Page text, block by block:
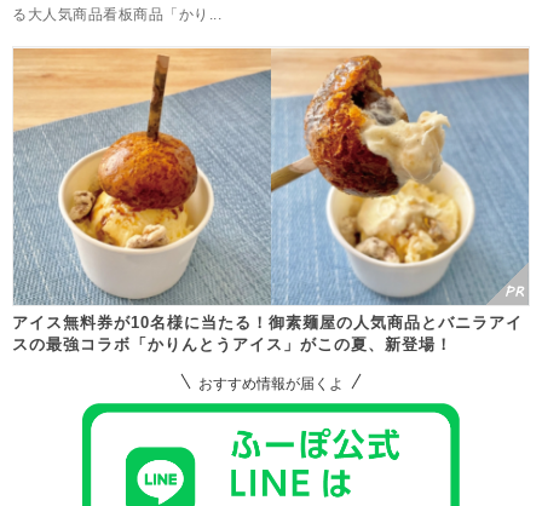
る大人気商品看板商品「かり...
アイス無料券が10名様に当たる！御素麺屋の人気商品とバニラアイ
スの最強コラボ「かりんとうアイス」がこの夏、新登場！
おすすめ情報が届くよ